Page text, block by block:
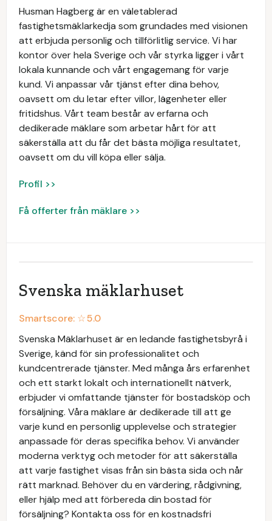
Husman Hagberg är en väletablerad
fastighetsmäklarkedja som grundades med visionen
att erbjuda personlig och tillförlitlig service. Vi har
kontor över hela Sverige och vår styrka ligger i vårt
lokala kunnande och vårt engagemang för varje
kund. Vi anpassar vår tjänst efter dina behov,
oavsett om du letar efter villor, lägenheter eller
fritidshus. Vårt team består av erfarna och
dedikerade mäklare som arbetar hårt för att
säkerställa att du får det bästa möjliga resultatet,
oavsett om du vill köpa eller sälja.
Profil >>
Få offerter från mäklare >>
Svenska mäklarhuset
Smartscore: ☆5.0
Svenska Mäklarhuset är en ledande fastighetsbyrå i
Sverige, känd för sin professionalitet och
kundcentrerade tjänster. Med många års erfarenhet
och ett starkt lokalt och internationellt nätverk,
erbjuder vi omfattande tjänster för bostadsköp och
försäljning. Våra mäklare är dedikerade till att ge
varje kund en personlig upplevelse och strategier
anpassade för deras specifika behov. Vi använder
moderna verktyg och metoder för att säkerställa
att varje fastighet visas från sin bästa sida och når
rätt marknad. Behöver du en värdering, rådgivning,
eller hjälp med att förbereda din bostad för
försäljning? Kontakta oss för en kostnadsfri